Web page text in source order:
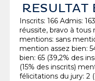
RESULTAT
Inscrits: 166 Admis:
réussite, bravo à tous
mentions: sans
mention assez bien:
bien: 65 (39,2% des
(15% des inscrits)
félicitations du jury: 2